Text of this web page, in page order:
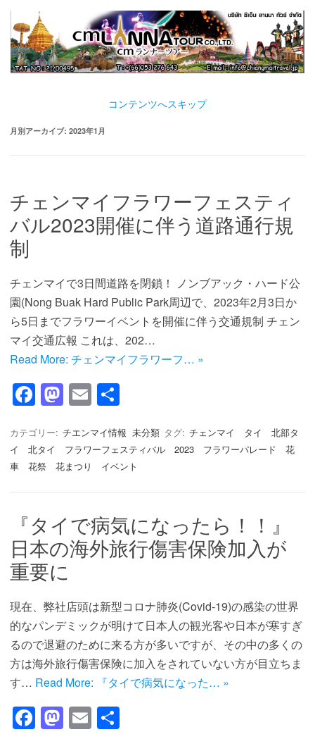
コンテンツへスキップ
月別アーカイブ: 2023年1月
チェンマイフラワーフェスティ
バル2023開催に伴う道路通行規
制
チェンマイで3日間道路を閉鎖！ ノンブアック・ハード公
園(Nong Buak Hard Public Park周辺で、2023年2月3日か
ら5日までフラワーイベントを開催に伴う交通規制 チェン
マイ交通広報 これは、202…
Read More: チェンマイフラワーフ… »
F
c
e
o
k
M
st
o
n
E
ail
カテゴリー: チエンマイ情報 未分類 タグ: チェンマイ タイ 北部タ
イ 北タイ フラワーフェスティバル 2023 フラワーパレード 花
車 花祭 花まつり イベント
『タイで病気になったら！！』
日本の海外旅行傷害保険加入が
重要に
現在、弊社店頭は新型コロナ肺炎(Covid-19)の感染の世界
的なパンデミックが明けて日本人の観光客や日本が寒すぎ
るので退避のために来る方が多いですが、その中の多くの
方は海外旅行傷害保険に加入をされていない方が目立ちま
す… Read More: 『タイで病気になった… »
F M E